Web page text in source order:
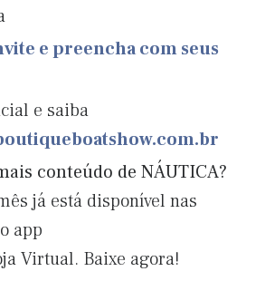
e preencha com seus
e saiba
conteúdo de NÁUTICA?
já está disponível nas
app
Virtual. Baixe agora!